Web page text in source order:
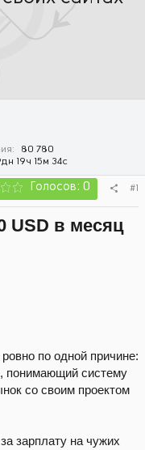
80 780
19ч 15м 34с
Голосов: 0 #1
USD в месяц
по одной причине:
понимающий систему
со своим проектом
зарплату на чужих